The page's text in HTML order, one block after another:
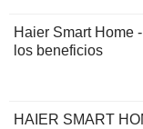
Haier Smart Home
los beneficios
HAIER SMART